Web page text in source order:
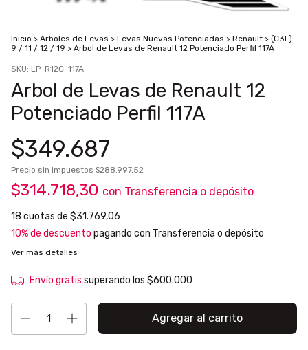
Inicio > Arboles de Levas > Levas Nuevas Potenciadas > Renault > (C3L)
9 / 11 / 12 / 19 > Arbol de Levas de Renault 12 Potenciado Perfil 117A
SKU: LP-R12C-117A
Arbol de Levas de Renault 12
Potenciado Perfil 117A
$349.687
Precio sin impuestos $288.997,52
$314.718,30 con Transferencia o depósito
18 cuotas de $31.769,06
10% de descuento pagando con Transferencia o depósito
Ver más detalles
Envío gratis superando los $600.000